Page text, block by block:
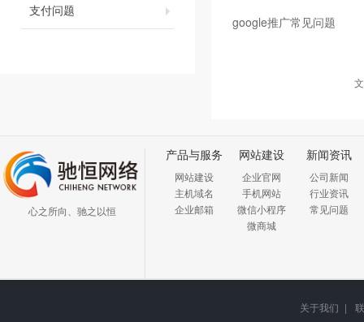
支付问题
google推广常见问题
心之所向、驰之以恒
产品与服务
网站建设
主机域名
企业邮箱
网站建设
企业官网
手机网站
微信小程序
微商城
新闻资讯
公司新闻
行业资讯
常见问题
关于我们 |